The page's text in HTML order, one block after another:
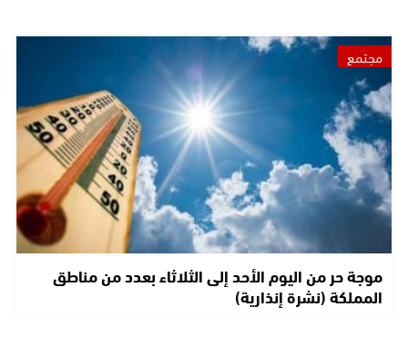
مجتمع
موجة حر من اليوم الأحد إلى الثلاثاء بعدد من مناطق
المملكة (نشرة إنذارية)